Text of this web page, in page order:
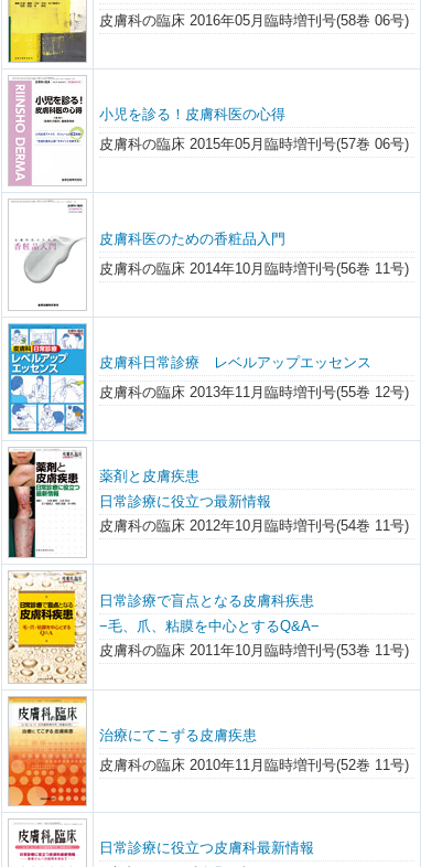
皮膚科の臨床 2016年05月臨時増刊号(58巻 06号)
小児を診る！皮膚科医の心得
皮膚科の臨床 2015年05月臨時増刊号(57巻 06号)
皮膚科医のための香粧品入門
皮膚科の臨床 2014年10月臨時増刊号(56巻 11号)
皮膚科日常診療 レベルアップエッセンス
皮膚科の臨床 2013年11月臨時増刊号(55巻 12号)
薬剤と皮膚疾患
日常診療に役立つ最新情報
皮膚科の臨床 2012年10月臨時増刊号(54巻 11号)
日常診療で盲点となる皮膚科疾患
−毛、爪、粘膜を中心とするQ&A−
皮膚科の臨床 2011年10月臨時増刊号(53巻 11号)
治療にてこずる皮膚疾患
皮膚科の臨床 2010年11月臨時増刊号(52巻 11号)
日常診療に役立つ皮膚科最新情報